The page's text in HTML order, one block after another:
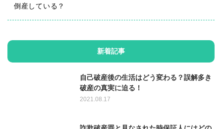
倒産している？
新着記事
自己破産後の生活はどう変わる？誤解多き
破産の真実に迫る！
2021.08.17